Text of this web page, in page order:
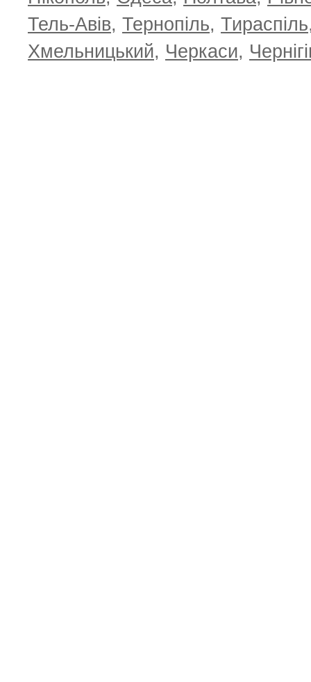
Тель-Авів, Тернопіль, Тираспіль
Хмельницький, Черкаси,